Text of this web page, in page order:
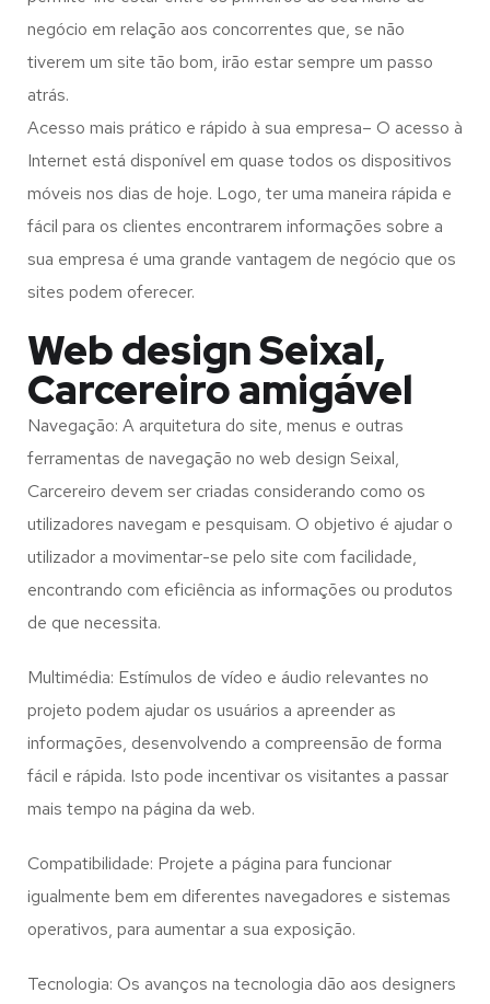
negócio em relação aos concorrentes que, se não
tiverem um site tão bom, irão estar sempre um passo
atrás.
Acesso mais prático e rápido à sua empresa– O acesso à
Internet está disponível em quase todos os dispositivos
móveis nos dias de hoje. Logo, ter uma maneira rápida e
fácil para os clientes encontrarem informações sobre a
sua empresa é uma grande vantagem de negócio que os
sites podem oferecer.
Web design Seixal,
Carcereiro amigável
Navegação: A arquitetura do site, menus e outras
ferramentas de navegação no web design Seixal,
Carcereiro devem ser criadas considerando como os
utilizadores navegam e pesquisam. O objetivo é ajudar o
utilizador a movimentar-se pelo site com facilidade,
encontrando com eficiência as informações ou produtos
de que necessita.
Multimédia: Estímulos de vídeo e áudio relevantes no
projeto podem ajudar os usuários a apreender as
informações, desenvolvendo a compreensão de forma
fácil e rápida. Isto pode incentivar os visitantes a passar
mais tempo na página da web.
Compatibilidade: Projete a página para funcionar
igualmente bem em diferentes navegadores e sistemas
operativos, para aumentar a sua exposição.
Tecnologia: Os avanços na tecnologia dão aos designers